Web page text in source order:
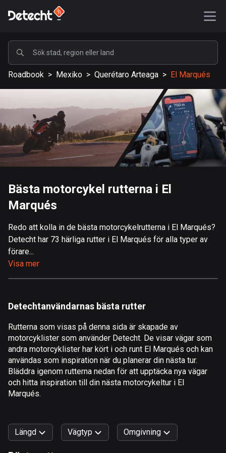
POPULÄRA
USA
587244 rutter
Sverige
203283 rutter
Storbritannien
115171 rutter
Afghanistan
Åland
Algeriet
Amerikanska Jungfruöarna
1 rutt
Andorra
62 rutter
1 rutt
Roadbook > Mexiko > Querétaro Arteaga > El Marqués
Bästa motorcykel rutterna i El
Marqués
Redo att kolla in de bästa motorcykelrutterna i El Marqués?
Detecht har 73 härliga rutter i El Marqués för alla typer av
förare...
Visa mer
Detechtanvändarnas bästa rutter
Rutterna som visas på denna sida är skapade av
motorcyklister som använder Detecht. De visar vägar som
andra motorcyklister har kört i och runt El Marqués och kan
användas som inspiration när du planerar din nästa tur.
Bläddra igenom rutterna nedan för att upptäcka nya vägar
och hitta inspiration till din nästa motorcykeltur i El
Marqués.
Längd Vägtyp Omgivning